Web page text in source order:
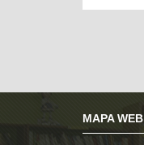
MAPA WEB